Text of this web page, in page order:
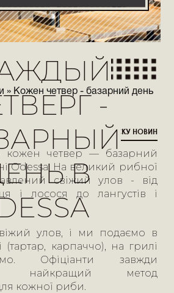
-
В
» Кожен четвер - базарний день
< ПОВЕРНУТИСЯ ДО СПИСКУ НОВИН
кожен четвер — базарний
Odessa. На великий рибної
свіжий улов - від
і лосося до лангустів і
улов, і ми подаємо в
(тартар, карпаччо), на грилі
Офіціанти завжди
найкращий метод
кожної риби.